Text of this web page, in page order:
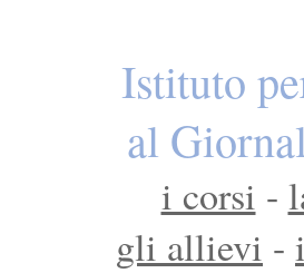
Istituto
al
i corsi -
gli allievi -